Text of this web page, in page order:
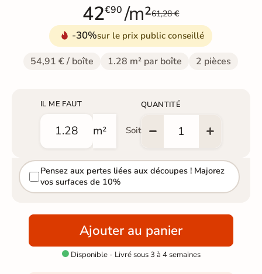
42€90 /m²61,28 €
-30%sur le prix public conseillé
54,91 € / boîte 1.28 m² par boîte 2 pièces
IL ME FAUT
m² Soit
QUANTITÉ
Pensez aux pertes liées aux découpes ! Majorez
vos surfaces de 10%
Ajouter au panier
Disponible - Livré sous 3 à 4 semaines